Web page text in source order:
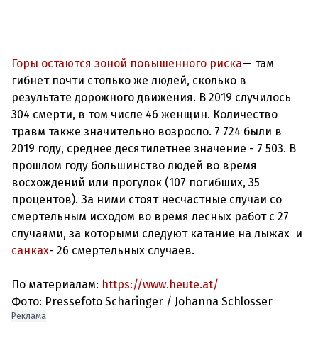
Горы остаются зоной повышенного риска— там
гибнет почти столько же людей, сколько в
результате дорожного движения. В 2019 случилось
304 смерти, в том числе 46 женщин. Количество
травм также значительно возросло. 7 724 были в
2019 году, среднее десятилетнее значение - 7 503. В
прошлом году большинство людей во время
восхождений или прогулок (107 погибших, 35
процентов). За ними стоят несчастные случаи со
смертельным исходом во время лесных работ с 27
случаями, за которыми следуют катание на лыжах и
санках- 26 смертельных случаев.
По материалам: https://www.heute.at/
Фото: Pressefoto Scharinger / Johanna Schlosser
Реклама